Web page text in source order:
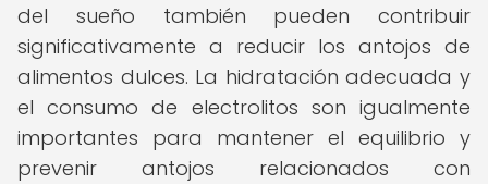
del sueño también pueden contribuir
significativamente a reducir los antojos de
alimentos dulces. La hidratación adecuada y
el consumo de electrolitos son igualmente
importantes para mantener el equilibrio y
prevenir antojos relacionados con